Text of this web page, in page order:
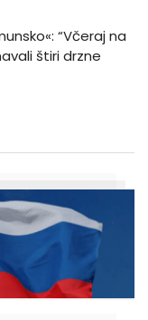
“Včeraj na
štiri drzne